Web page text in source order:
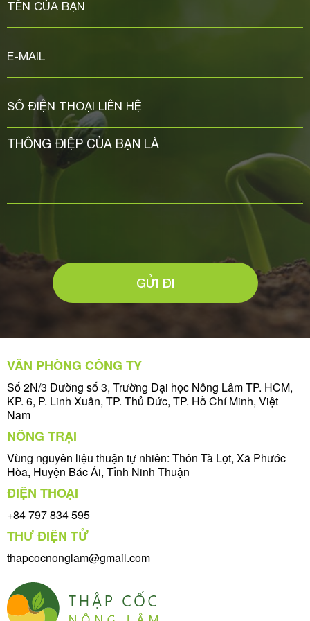
GỬI ĐI
VĂN PHÒNG CÔNG TY
Số 2N/3 Đường số 3, Trường Đại học Nông Lâm TP. HCM,
KP. 6, P. Linh Xuân, TP. Thủ Đức, TP. Hồ Chí Minh, Việt
Nam
NÔNG TRẠI
Vùng nguyên liệu thuận tự nhiên: Thôn Tà Lọt, Xã Phước
Hòa, Huyện Bác Ái, Tỉnh Ninh Thuận
ĐIỆN THOẠI
+84 797 834 595
THƯ ĐIỆN TỬ
thapcocnonglam@gmail.com